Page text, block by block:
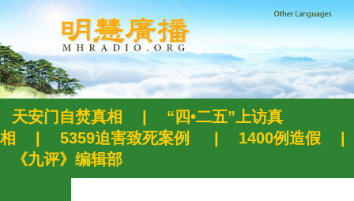
天安门自焚真相
“四•二五”上访真
相
5359迫害致死案例 1400例造假
《九评》编辑部